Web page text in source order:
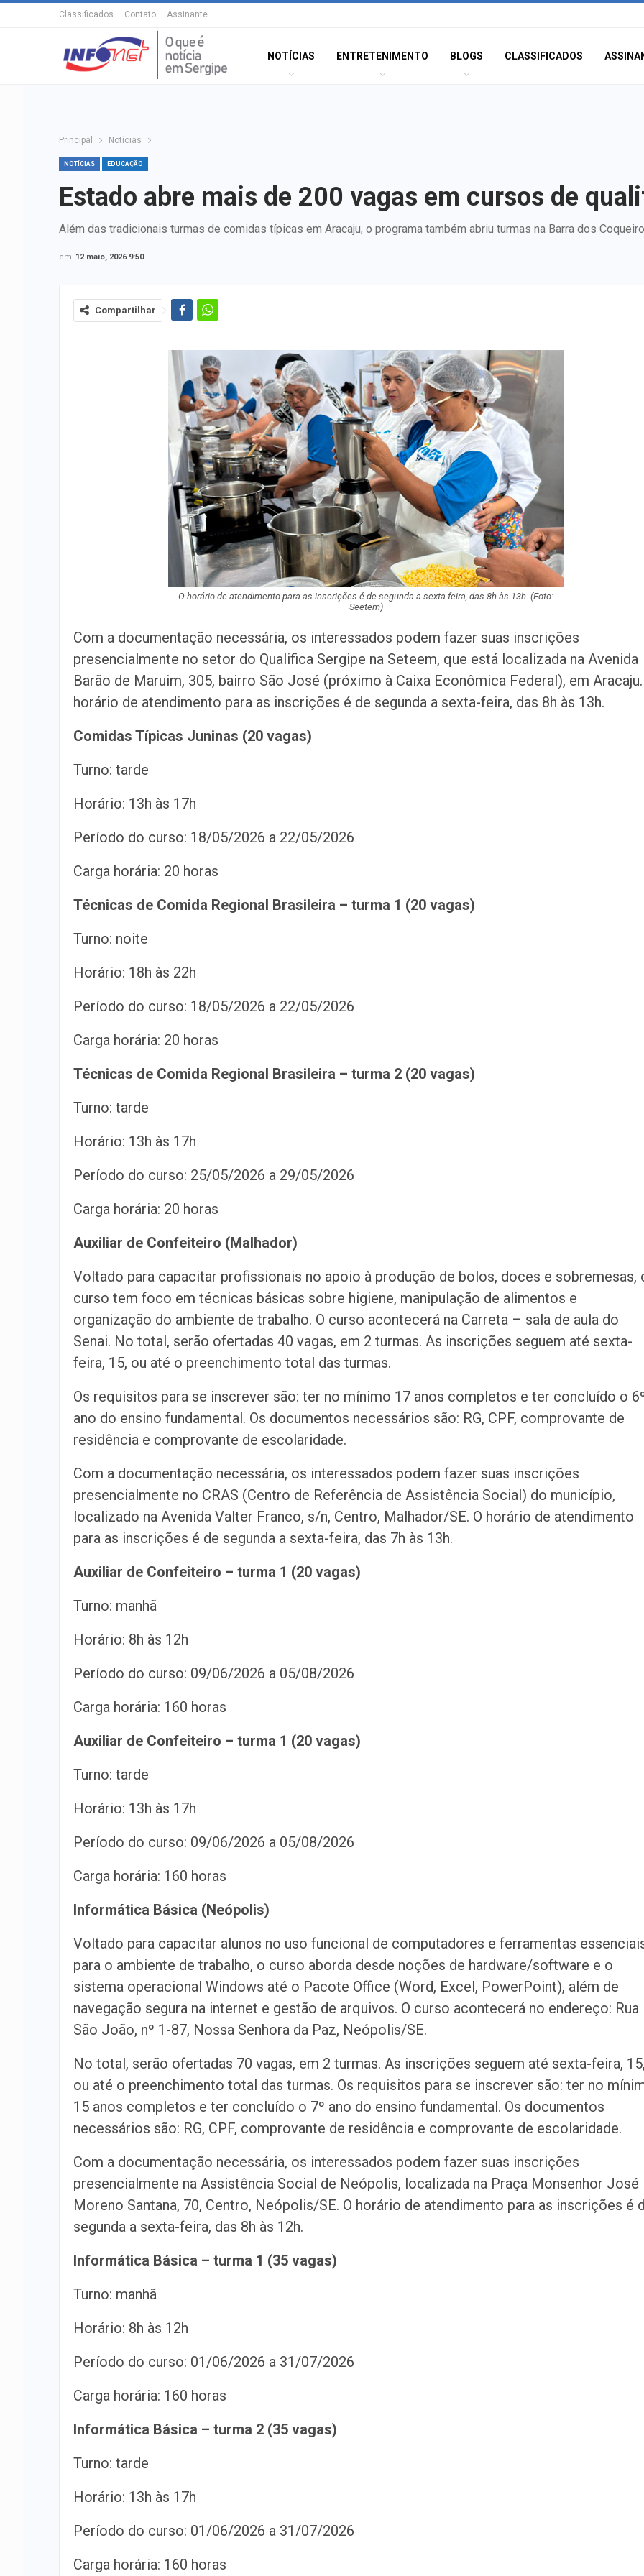
Classificados Contato Assinante
NOTÍCIAS ENTRETENIMENTO BLOGS CLASSIFICADOS
Principal Notícias
NOTÍCIAS EDUCAÇÃO
Estado abre mais de 200 vagas em cursos de
Além das tradicionais turmas de comidas típicas em Aracaju, o programa também abriu turmas na Barra dos
em 12 maio, 2026 9:50
Compartilhar
O horário de atendimento para as inscrições é de segunda a sexta-feira, das 8h às 13h. (Foto:
Seetem)
Com a documentação necessária, os interessados podem fazer suas inscrições
presencialmente no setor do Qualifica Sergipe na Seteem, que está localizada na Avenida
Barão de Maruim, 305, bairro São José (próximo à Caixa Econômica Federal), em Aracaju.
horário de atendimento para as inscrições é de segunda a sexta-feira, das 8h às 13h.
Comidas Típicas Juninas (20 vagas)
Turno: tarde
Horário: 13h às 17h
Período do curso: 18/05/2026 a 22/05/2026
Carga horária: 20 horas
Técnicas de Comida Regional Brasileira – turma 1 (20 vagas)
Turno: noite
Horário: 18h às 22h
Período do curso: 18/05/2026 a 22/05/2026
Carga horária: 20 horas
Técnicas de Comida Regional Brasileira – turma 2 (20 vagas)
Turno: tarde
Horário: 13h às 17h
Período do curso: 25/05/2026 a 29/05/2026
Carga horária: 20 horas
Auxiliar de Confeiteiro (Malhador)
Voltado para capacitar profissionais no apoio à produção de bolos, doces e sobremesas,
curso tem foco em técnicas básicas sobre higiene, manipulação de alimentos e
organização do ambiente de trabalho. O curso acontecerá na Carreta – sala de aula do
Senai. No total, serão ofertadas 40 vagas, em 2 turmas. As inscrições seguem até sexta-
feira, 15, ou até o preenchimento total das turmas.
Os requisitos para se inscrever são: ter no mínimo 17 anos completos e ter concluído o
ano do ensino fundamental. Os documentos necessários são: RG, CPF, comprovante de
residência e comprovante de escolaridade.
Com a documentação necessária, os interessados podem fazer suas inscrições
presencialmente no CRAS (Centro de Referência de Assistência Social) do município,
localizado na Avenida Valter Franco, s/n, Centro, Malhador/SE. O horário de atendimento
para as inscrições é de segunda a sexta-feira, das 7h às 13h.
Auxiliar de Confeiteiro – turma 1 (20 vagas)
Turno: manhã
Horário: 8h às 12h
Período do curso: 09/06/2026 a 05/08/2026
Carga horária: 160 horas
Auxiliar de Confeiteiro – turma 1 (20 vagas)
Turno: tarde
Horário: 13h às 17h
Período do curso: 09/06/2026 a 05/08/2026
Carga horária: 160 horas
Informática Básica (Neópolis)
Voltado para capacitar alunos no uso funcional de computadores e ferramentas
para o ambiente de trabalho, o curso aborda desde noções de hardware/software e o
sistema operacional Windows até o Pacote Office (Word, Excel, PowerPoint), além de
navegação segura na internet e gestão de arquivos. O curso acontecerá no endereço: Rua
São João, nº 1-87, Nossa Senhora da Paz, Neópolis/SE.
No total, serão ofertadas 70 vagas, em 2 turmas. As inscrições seguem até sexta-feira,
ou até o preenchimento total das turmas. Os requisitos para se inscrever são: ter no
15 anos completos e ter concluído o 7º ano do ensino fundamental. Os documentos
necessários são: RG, CPF, comprovante de residência e comprovante de escolaridade.
Com a documentação necessária, os interessados podem fazer suas inscrições
presencialmente na Assistência Social de Neópolis, localizada na Praça Monsenhor José
Moreno Santana, 70, Centro, Neópolis/SE. O horário de atendimento para as inscrições é
segunda a sexta-feira, das 8h às 12h.
Informática Básica – turma 1 (35 vagas)
Turno: manhã
Horário: 8h às 12h
Período do curso: 01/06/2026 a 31/07/2026
Carga horária: 160 horas
Informática Básica – turma 2 (35 vagas)
Turno: tarde
Horário: 13h às 17h
Período do curso: 01/06/2026 a 31/07/2026
Carga horária: 160 horas